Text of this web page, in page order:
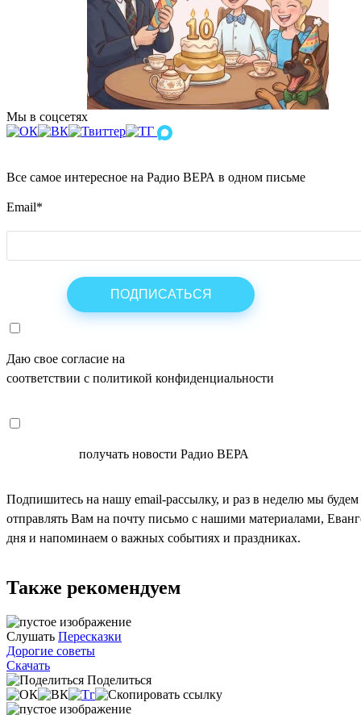
Мы в соцсетях
Все самое интересное на Радио ВЕРА в одном письме
Email*
Даю свое согласие на
соответствии с политикой конфиденциальности
получать новости Радио ВЕРА
Подпишитесь на нашу email-рассылку, и раз в неделю мы будем
отправлять Вам на почту письмо с нашими материалами,
дня и напоминаем о важных событиях и праздниках.
Также рекомендуем
Слушать Пересказки
Дорогие советы
Скачать
Поделиться